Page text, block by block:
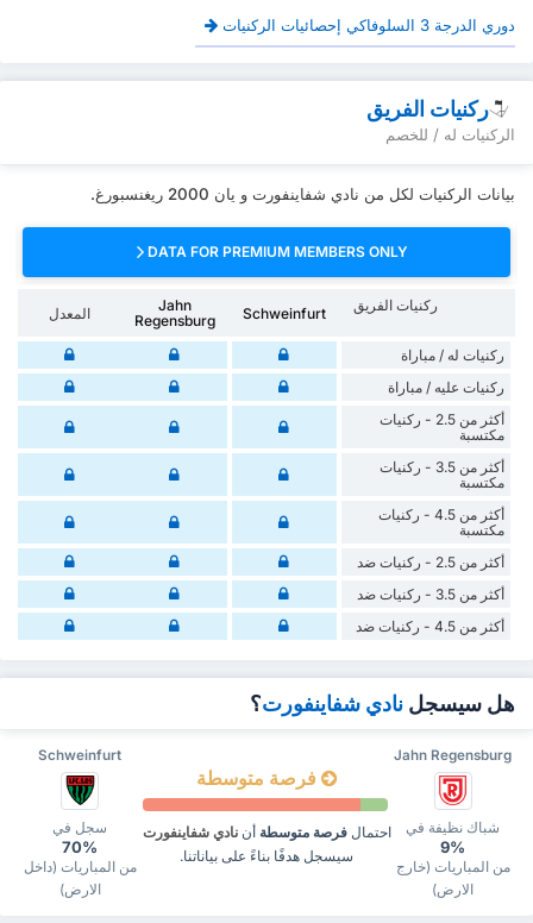
دوري الدرجة 3 السلوفاكي إحصائيات الركنيات
ركنيات الفريق
الركنيات له / للخصم
بيانات الركنيات لكل من نادي شفاينفورت و يان 2000 ريغنسبورغ.
DATA FOR PREMIUM MEMBERS ONLY
ركنيات الفريق Schweinfurt
Jahn
Regensburg
المعدل
‏ركنيات له / مباراة
‏ركنيات ‏عليه / مباراة
أكثر من 2.5 - ركنيات
مكتسبة
أكثر من 3.5 - ركنيات
مكتسبة
أكثر من 4.5 - ركنيات
مكتسبة
أكثر من 2.5 - ركنيات ضد
أكثر من 3.5 - ركنيات ضد
أكثر من 4.5 - ركنيات ضد
هل سيسجل نادي شفاينفورت؟
Schweinfurt Jahn Regensburg
سجل في
70%
من المباريات (داخل
الارض)
فرصة متوسطة
احتمالفرصة متوسطة أننادي شفاينفورت
سيسجل هدفًا بناءً على بياناتنا.
شباك نظيفة في
9%
من المباريات (خارج
الارض)